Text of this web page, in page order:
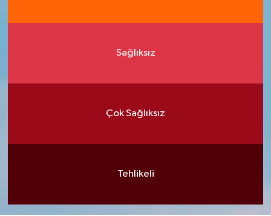
Sağlıksız
Çok Sağlıksız
Tehlikeli